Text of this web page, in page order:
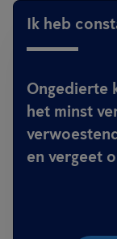
Ik heb
Ongedierte
het minst
en vergeet